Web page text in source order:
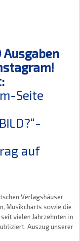
Seite
auf
Verlagshäuser
Musikcharts sowie die
vielen Jahrzehnten in
Auszug unserer